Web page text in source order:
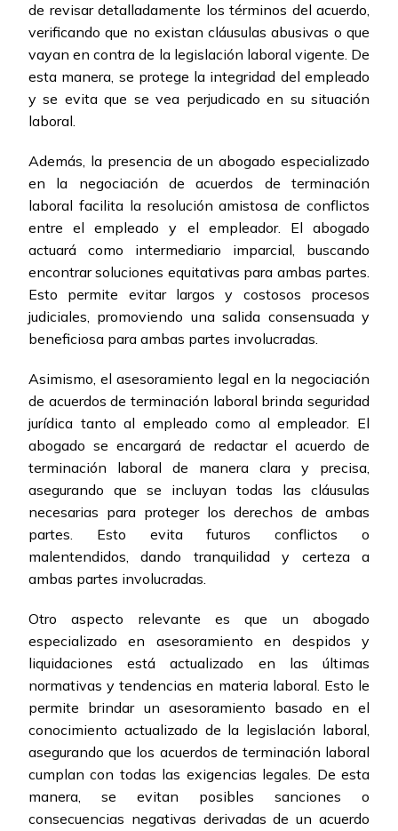
de revisar detalladamente los términos del acuerdo,
verificando que no existan cláusulas abusivas o que
vayan en contra de la legislación laboral vigente. De
esta manera, se protege la integridad del empleado
y se evita que se vea perjudicado en su situación
laboral.
Además, la presencia de un abogado especializado
en la negociación de acuerdos de terminación
laboral facilita la resolución amistosa de conflictos
entre el empleado y el empleador. El abogado
actuará como intermediario imparcial, buscando
encontrar soluciones equitativas para ambas partes.
Esto permite evitar largos y costosos procesos
judiciales, promoviendo una salida consensuada y
beneficiosa para ambas partes involucradas.
Asimismo, el asesoramiento legal en la negociación
de acuerdos de terminación laboral brinda seguridad
jurídica tanto al empleado como al empleador. El
abogado se encargará de redactar el acuerdo de
terminación laboral de manera clara y precisa,
asegurando que se incluyan todas las cláusulas
necesarias para proteger los derechos de ambas
partes. Esto evita futuros conflictos o
malentendidos, dando tranquilidad y certeza a
ambas partes involucradas.
Otro aspecto relevante es que un abogado
especializado en asesoramiento en despidos y
liquidaciones está actualizado en las últimas
normativas y tendencias en materia laboral. Esto le
permite brindar un asesoramiento basado en el
conocimiento actualizado de la legislación laboral,
asegurando que los acuerdos de terminación laboral
cumplan con todas las exigencias legales. De esta
manera, se evitan posibles sanciones o
consecuencias negativas derivadas de un acuerdo